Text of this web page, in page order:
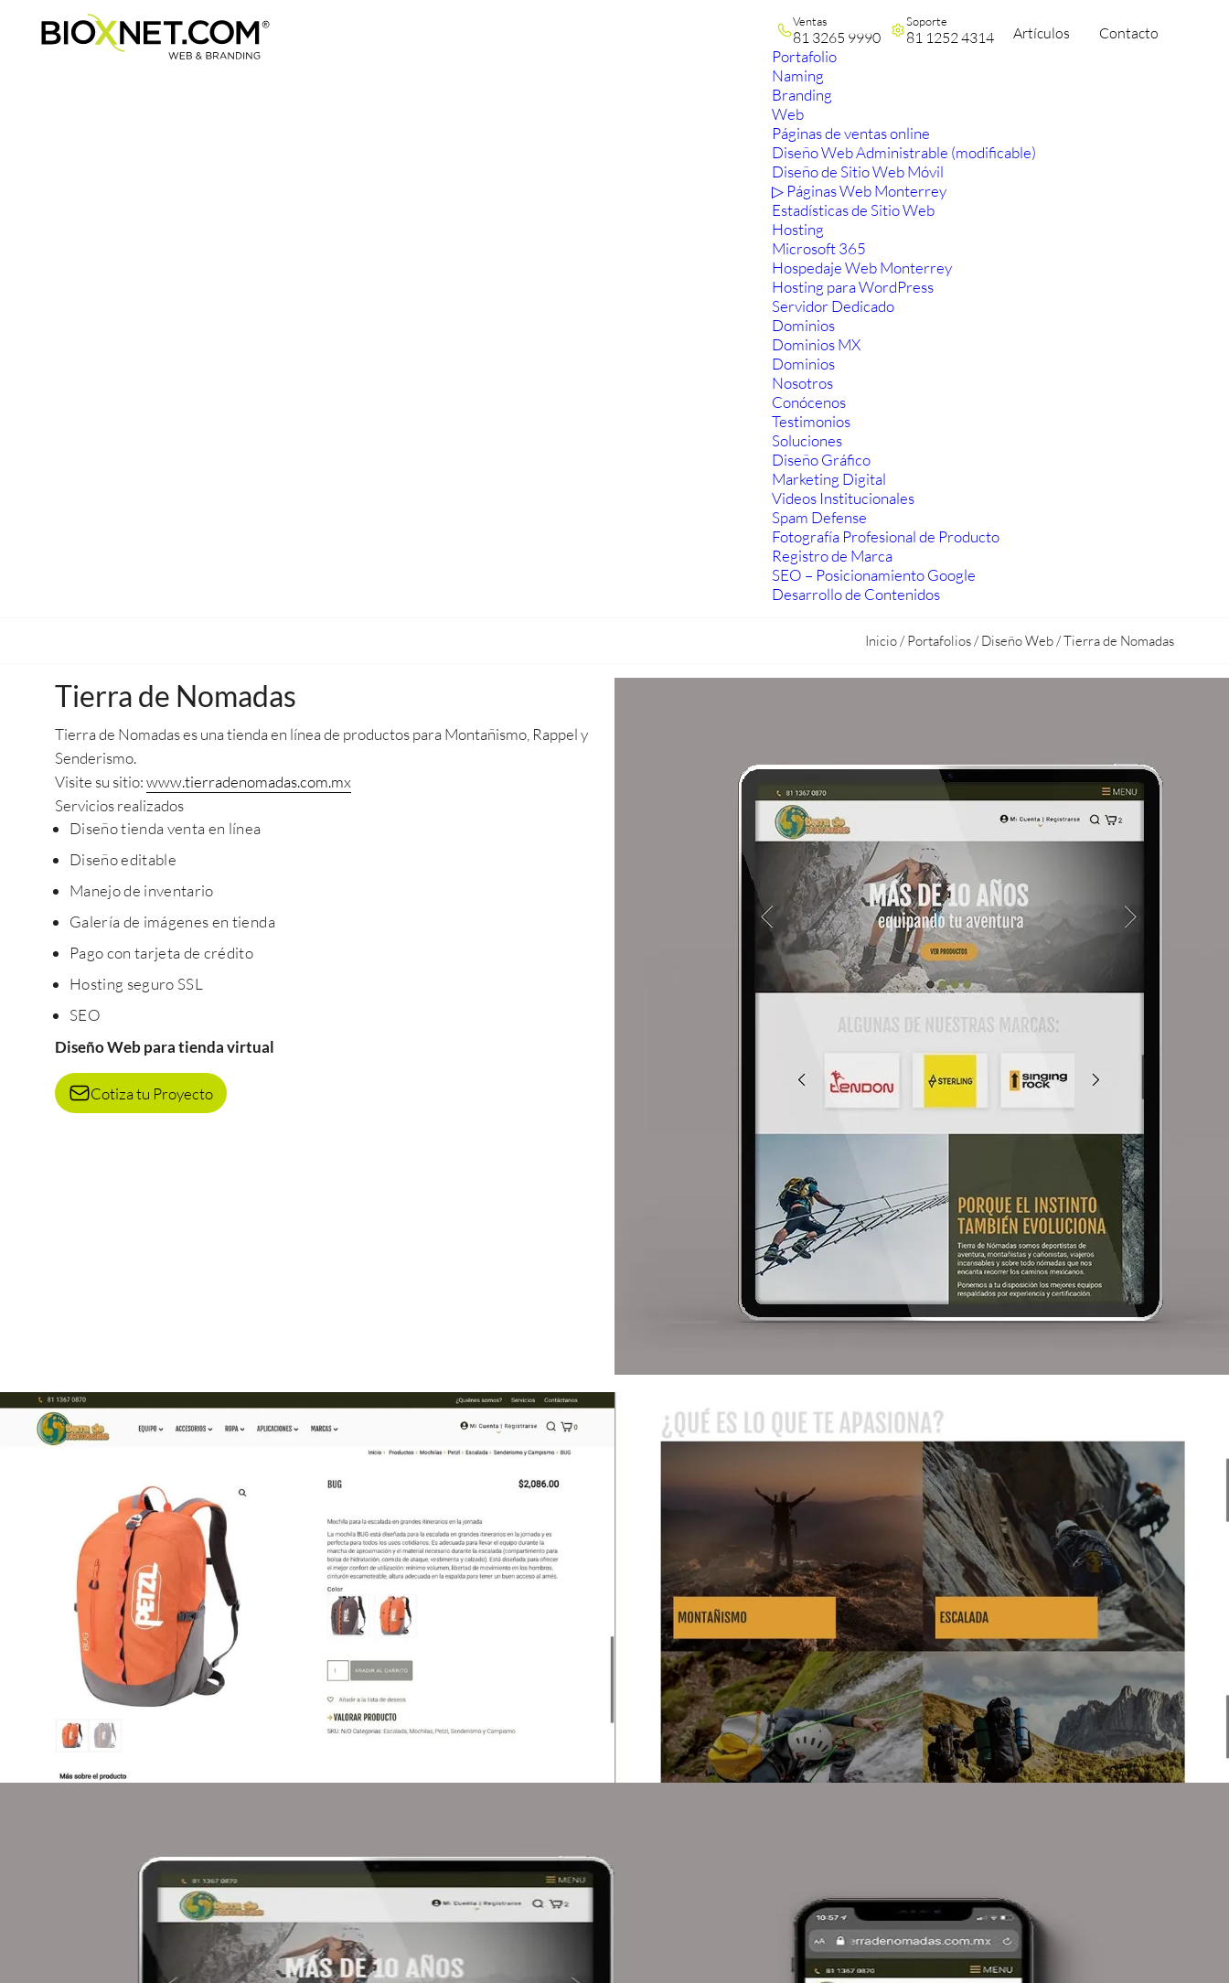
Ventas
81 3265 9990
Soporte
81 1252 4314 Artículos Contacto
Portafolio
Naming
Branding
Web
Páginas de ventas online
Diseño Web Administrable (modificable)
Diseño de Sitio Web Móvil
▷ Páginas Web Monterrey
Estadísticas de Sitio Web
Hosting
Microsoft 365
Hospedaje Web Monterrey
Hosting para WordPress
Servidor Dedicado
Dominios
Dominios MX
Dominios
Nosotros
Conócenos
Testimonios
Soluciones
Diseño Gráfico
Marketing Digital
Videos Institucionales
Spam Defense
Fotografía Profesional de Producto
Registro de Marca
SEO – Posicionamiento Google
Desarrollo de Contenidos
Inicio/Portafolios/Diseño Web/Tierra de Nomadas
Tierra de Nomadas
Tierra de Nomadas es una tienda en línea de productos para Montañismo, Rappel y
Senderismo.
Visite su sitio:www.tierradenomadas.com.mx
Servicios realizados
Diseño tienda venta en línea
Diseño editable
Manejo de inventario
Galería de imágenes en tienda
Pago con tarjeta de crédito
Hosting seguro SSL
SEO
Diseño Web para tienda virtual
Cotiza tu Proyecto